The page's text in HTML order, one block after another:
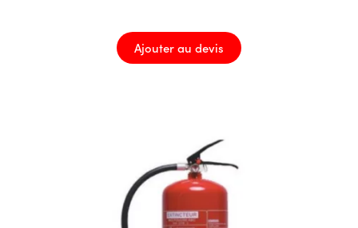
Ajouter au devis